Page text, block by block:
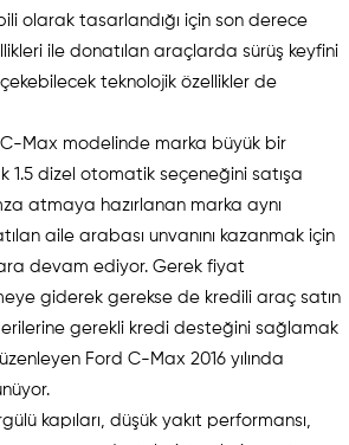
olarak tasarlandığı için son derece
ile donatılan araçlarda sürüş keyfini
teknolojik özellikler de
C-Max modelinde marka büyük bir
1.5 dizel otomatik seçeneğini satışa
atmaya hazırlanan marka aynı
aile arabası unvanını kazanmak için
devam ediyor. Gerek fiyat
giderek gerekse de kredili araç satın
gerekli kredi desteğini sağlamak
Ford C-Max 2016 yılında
kapıları, düşük yakıt performansı,